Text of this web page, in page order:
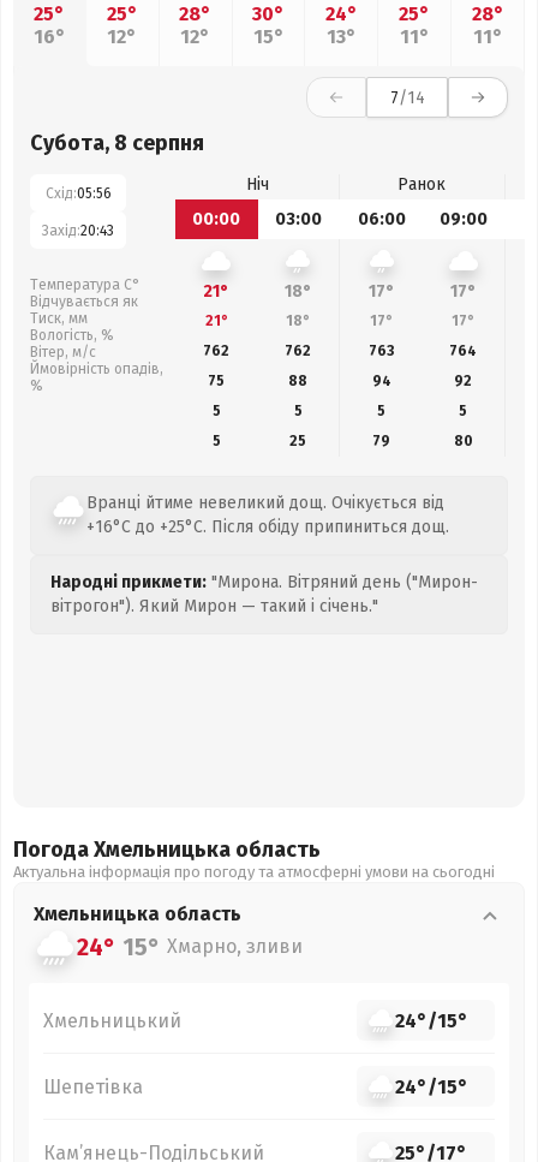
25°
16°
25°
12°
28°
12°
30°
15°
24°
13°
25°
11°
28°
11°
7/14
Субота, 8 серпня
Схід:05:56
Захід:20:43
Температура С°
Відчувається як
Тиск, мм
Вологість, %
Вітер, м/с
Ймовірність опадів,
%
Ніч
Ранок
00:00
03:00 06:00 09:00
21° 18° 17° 17°
21° 18° 17° 17°
762
762 763 764
75
88 94 92
5
5 5
5
5
25 79 80
Вранці йтиме невеликий дощ. Очікується від
+16°C до +25°C. Після обіду припиниться дощ.
Народні прикмети: "Мирона. Вітряний день ("Мирон-
вітрогон"). Який Мирон — такий і січень."
Погода Хмельницька область
Актуальна інформація про погоду та атмосферні умови на сьогодні
Хмельницька область
24° 15° Хмарно, зливи
Хмельницький 24°/15°
Шепетівка 24°/15°
Кам’янець-Подільський 25°/17°